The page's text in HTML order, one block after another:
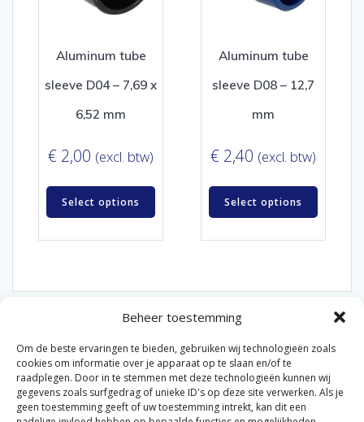
Beheer toestemming
Om de beste ervaringen te bieden, gebruiken wij technologieën zoals
cookies om informatie over je apparaat op te slaan en/of te
raadplegen. Door in te stemmen met deze technologieën kunnen wij
gegevens zoals surfgedrag of unieke ID's op deze site verwerken. Als je
geen toestemming geeft of uw toestemming intrekt, kan dit een
Aluminum tube
sleeve D04 – 7,69 x
6,52 mm
€ 2,00 (excl. btw)
Select options
Aluminum tube
sleeve D08 – 12,7
mm
€ 2,40 (excl. btw)
Select options
© 2026 Van der Bel Las en Radiateurenbedrijf.